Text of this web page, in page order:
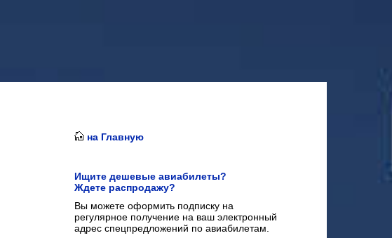
на Главную
Ищите дешевые авиабилеты?
Ждете распродажу?
Вы можете оформить подписку на
регулярное получение на ваш электронный
адрес спецпредложений по авиабилетам.